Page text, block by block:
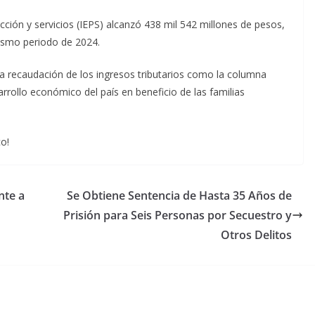
y servicios (IEPS) alcanzó 438 mil 542 millones de pesos,
periodo de 2024.
recaudación de los ingresos tributarios como la columna
económico del país en beneficio de las familias
a
Se Obtiene Sentencia de Hasta 35 Años de
Prisión para Seis Personas por Secuestro y
Otros Delitos